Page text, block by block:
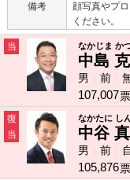
備考
顔写真やプ
ください。
当 なかじま か
中島
男
前
107,007票
復
当
なかたに し
中谷
男
前
105,876票